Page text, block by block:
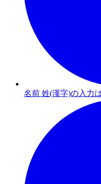
名前 姓(漢字)の入力